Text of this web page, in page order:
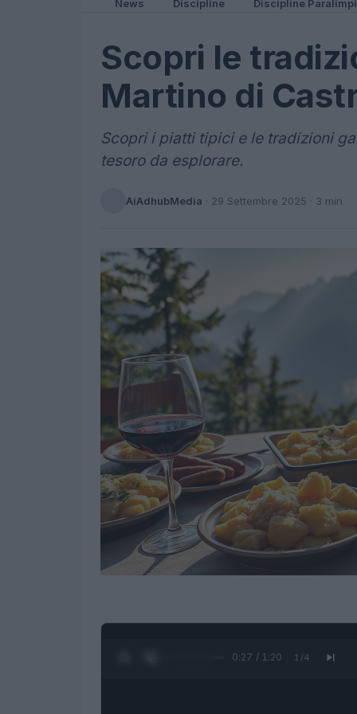
News Discipline Discipline
Scopri le
Martino di
Scopri i piatti tipici e le tradizioni
tesoro da esplorare.
AiAdhubMedia · 29 Settembre 2025 · 3 min
0:28 / 1:20 1 /4